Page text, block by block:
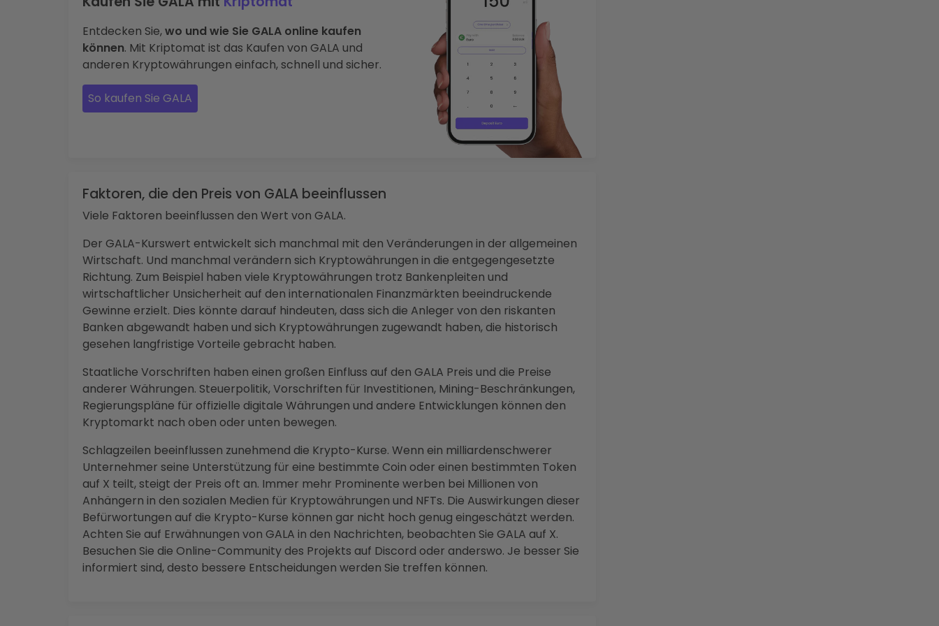
Entdecken Sie,wo und wie Sie GALA online kaufen
können. Mit Kriptomat ist das Kaufen von GALA und
anderen Kryptowährungen einfach, schnell und sicher.
So kaufen Sie GALA
Faktoren, die den Preis von GALA beeinflussen
Viele Faktoren beeinflussen den Wert von GALA.
Der GALA-Kurswert entwickelt sich manchmal mit den Veränderungen in der allgemeinen
Wirtschaft. Und manchmal verändern sich Kryptowährungen in die entgegengesetzte
Richtung. Zum Beispiel haben viele Kryptowährungen trotz Bankenpleiten und
wirtschaftlicher Unsicherheit auf den internationalen Finanzmärkten beeindruckende
Gewinne erzielt. Dies könnte darauf hindeuten, dass sich die Anleger von den riskanten
Banken abgewandt haben und sich Kryptowährungen zugewandt haben, die historisch
gesehen langfristige Vorteile gebracht haben.
Staatliche Vorschriften haben einen großen Einfluss auf den GALA Preis und die Preise
anderer Währungen. Steuerpolitik, Vorschriften für Investitionen, Mining-Beschränkungen,
Regierungspläne für offizielle digitale Währungen und andere Entwicklungen können den
Kryptomarkt nach oben oder unten bewegen.
Schlagzeilen beeinflussen zunehmend die Krypto-Kurse. Wenn ein milliardenschwerer
Unternehmer seine Unterstützung für eine bestimmte Coin oder einen bestimmten Token
auf X teilt, steigt der Preis oft an. Immer mehr Prominente werben bei Millionen von
Anhängern in den sozialen Medien für Kryptowährungen und NFTs. Die Auswirkungen dieser
Befürwortungen auf die Krypto-Kurse können gar nicht hoch genug eingeschätzt werden.
Achten Sie auf Erwähnungen von GALA in den Nachrichten, beobachten Sie GALA auf X.
Besuchen Sie die Online-Community des Projekts auf Discord oder anderswo. Je besser Sie
informiert sind, desto bessere Entscheidungen werden Sie treffen können.